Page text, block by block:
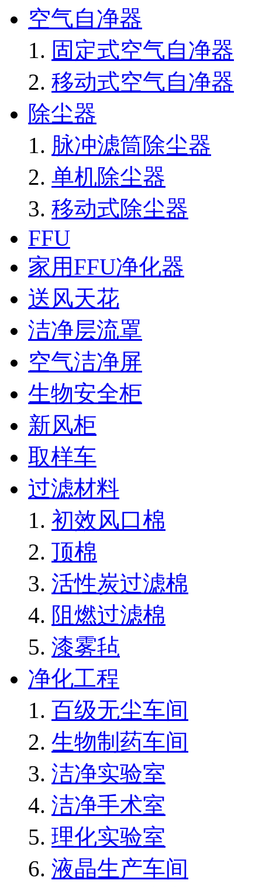
空气自净器
固定式空气自净器
移动式空气自净器
除尘器
脉冲滤筒除尘器
单机除尘器
移动式除尘器
FFU
家用FFU净化器
送风天花
洁净层流罩
空气洁净屏
生物安全柜
新风柜
取样车
过滤材料
初效风口棉
顶棉
活性炭过滤棉
阻燃过滤棉
漆雾毡
净化工程
百级无尘车间
生物制药车间
洁净实验室
洁净手术室
理化实验室
液晶生产车间